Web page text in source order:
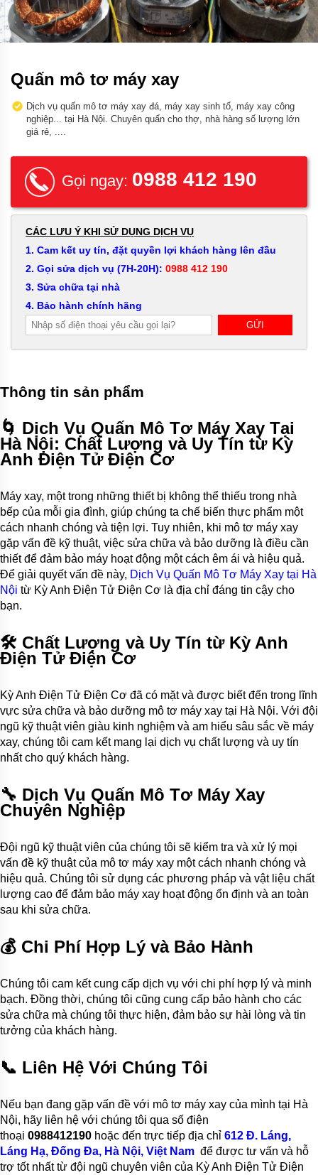
Quấn mô tơ máy xay
Dịch vụ quấn mô tơ máy xay đá, máy xay sinh tố, máy xay công
nghiệp... tại Hà Nội. Chuyên quấn cho thợ, nhà hàng số lượng lớn
giá rẻ, ....
Gọi ngay: 0988 412 190
CÁC LƯU Ý KHI SỬ DỤNG DỊCH VỤ
1. Cam kết uy tín, đặt quyền lợi khách hàng lên đầu
2. Gọi sửa dịch vụ (7H-20H): 0988 412 190
3. Sửa chữa tại nhà
4. Bảo hành chính hãng
Thông tin sản phẩm
🌀 Dịch Vụ Quấn Mô Tơ Máy Xay Tại
Hà Nội: Chất Lượng và Uy Tín từ Kỳ
Anh Điện Tử Điện Cơ
Máy xay, một trong những thiết bị không thể thiếu trong nhà
bếp của mỗi gia đình, giúp chúng ta chế biến thực phẩm một
cách nhanh chóng và tiện lợi. Tuy nhiên, khi mô tơ máy xay
gặp vấn đề kỹ thuật, việc sửa chữa và bảo dưỡng là điều cần
thiết để đảm bảo máy hoạt động một cách êm ái và hiệu quả.
Để giải quyết vấn đề này, Dịch Vụ Quấn Mô Tơ Máy Xay tại Hà
Nội từ Kỳ Anh Điện Tử Điện Cơ là địa chỉ đáng tin cậy cho
bạn.
🛠️ Chất Lượng và Uy Tín từ Kỳ Anh
Điện Tử Điện Cơ
Kỳ Anh Điện Tử Điện Cơ đã có mặt và được biết đến trong lĩnh
vực sửa chữa và bảo dưỡng mô tơ máy xay tại Hà Nội. Với đội
ngũ kỹ thuật viên giàu kinh nghiệm và am hiểu sâu sắc về máy
xay, chúng tôi cam kết mang lại dịch vụ chất lượng và uy tín
nhất cho quý khách hàng.
🔧 Dịch Vụ Quấn Mô Tơ Máy Xay
Chuyên Nghiệp
Đội ngũ kỹ thuật viên của chúng tôi sẽ kiểm tra và xử lý mọi
vấn đề kỹ thuật của mô tơ máy xay một cách nhanh chóng và
hiệu quả. Chúng tôi sử dụng các phương pháp và vật liệu chất
lượng cao để đảm bảo máy xay hoạt động ổn định và an toàn
sau khi sửa chữa.
💰 Chi Phí Hợp Lý và Bảo Hành
Chúng tôi cam kết cung cấp dịch vụ với chi phí hợp lý và minh
bạch. Đồng thời, chúng tôi cũng cung cấp bảo hành cho các
sửa chữa mà chúng tôi thực hiện, đảm bảo sự hài lòng và tin
tưởng của khách hàng.
📞 Liên Hệ Với Chúng Tôi
Nếu bạn đang gặp vấn đề với mô tơ máy xay của mình tại Hà
Nội, hãy liên hệ với chúng tôi qua số điện
thoại 0988412190 hoặc đến trực tiếp địa chỉ 612 Đ. Láng,
Láng Hạ, Đống Đa, Hà Nội, Việt Nam để được tư vấn và hỗ
trợ tốt nhất từ đội ngũ chuyên viên của Kỳ Anh Điện Tử Điện